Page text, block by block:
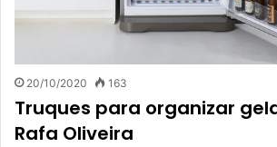
20/10/2020 163
Truques para organizar
Rafa Oliveira